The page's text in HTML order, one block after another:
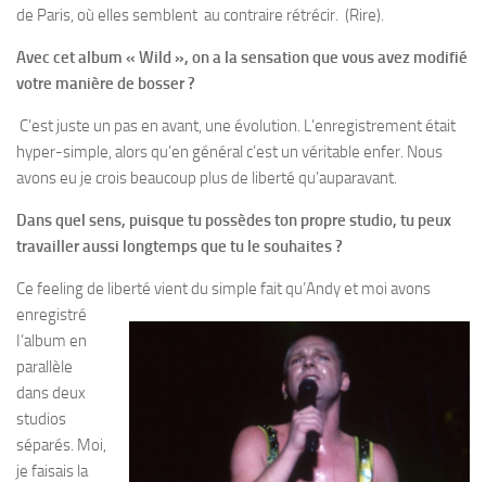
de Paris, où elles semblent au contraire rétrécir. (Rire).
Avec cet album « Wild », on a la sensation que vous avez modifié
votre manière de bosser ?
C’est juste un pas en avant, une évolution. L’enregistrement était
hyper-simple, alors qu’en général c’est un véritable enfer. Nous
avons eu je crois beaucoup plus de liberté qu’auparavant.
Dans quel sens, puisque tu possèdes ton propre studio, tu peux
travailler aussi longtemps que tu le souhaites ?
Ce feeling de liberté vient du simple faitqu’Andy et moi avons
enregistré
I’album en
parallèle
dans deux
studios
séparés. Moi,
je faisais la